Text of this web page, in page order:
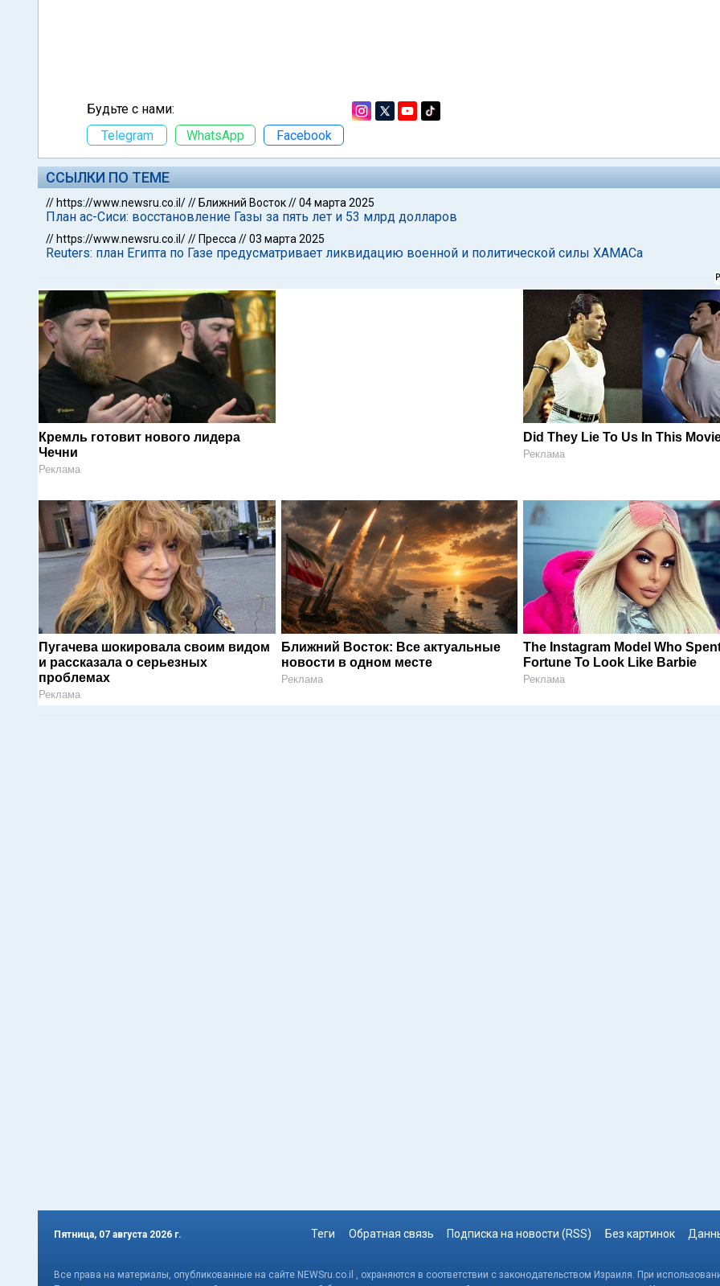
Будьте с нами:
Telegram
WhatsApp Facebook
ССЫЛКИ ПО ТЕМЕ
// https://www.newsru.co.il/// Ближний Восток//04 марта 2025
План ас-Сиси: восстановление Газы за пять лет и 53 млрд долларов
// https://www.newsru.co.il/// Пресса //03 марта 2025
Reuters: план Египта по Газе предусматривает ликвидацию военной и политической силы ХАМАСа
Кремль готовит нового лидера
Чечни
Реклама
Did They Lie To Us In This
Реклама
Пугачева шокировала своим видом
и рассказала о серьезных
проблемах
Реклама
Ближний Восток: Все актуальные
новости в одном месте
Реклама
The Instagram Model Who
Fortune To Look Like Barbie
Реклама
Пятница, 07 августа 2026 г. Теги Обратная связь Подписка на новости (RSS) Без картинок
Все права на материалы, опубликованные на сайте NEWSru.co.il , охраняются в соответствии с законодательством Израиля. При